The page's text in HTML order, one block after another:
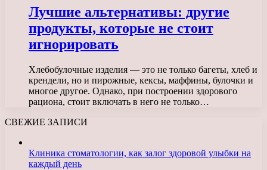
Лучшие альтернативы: другие
продукты, которые не стоит
игнорировать
Хлебобулочные изделия — это не только багеты, хлеб и
крендели, но и пирожные, кексы, маффины, булочки и
многое другое. Однако, при построении здорового
рациона, стоит включать в него не только…
СВЕЖИЕ ЗАПИСИ
Клиника стоматологии, как залог здоровой улыбки на
каждый день